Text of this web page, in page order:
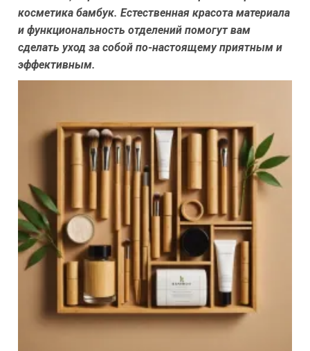
косметика бамбук. Естественная красота материала
и функциональность отделений помогут вам
сделать уход за собой по-настоящему приятным и
эффективным.